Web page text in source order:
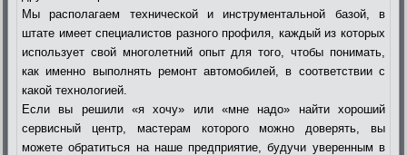
Мы располагаем технической и инструментальной базой, в
штате имеет специалистов разного профиля, каждый из которых
использует свой многолетний опыт для того, чтобы понимать,
как именно выполнять ремонт автомобилей, в соответствии с
какой технологией.
Если вы решили «я хочу» или «мне надо» найти хороший
сервисный центр, мастерам которого можно доверять, вы
можете обратиться на наше предприятие, будучи уверенным в